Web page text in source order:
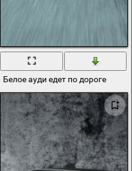
Белое ауди едет по дороге